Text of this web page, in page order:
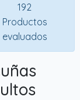
192
Productos
evaluados